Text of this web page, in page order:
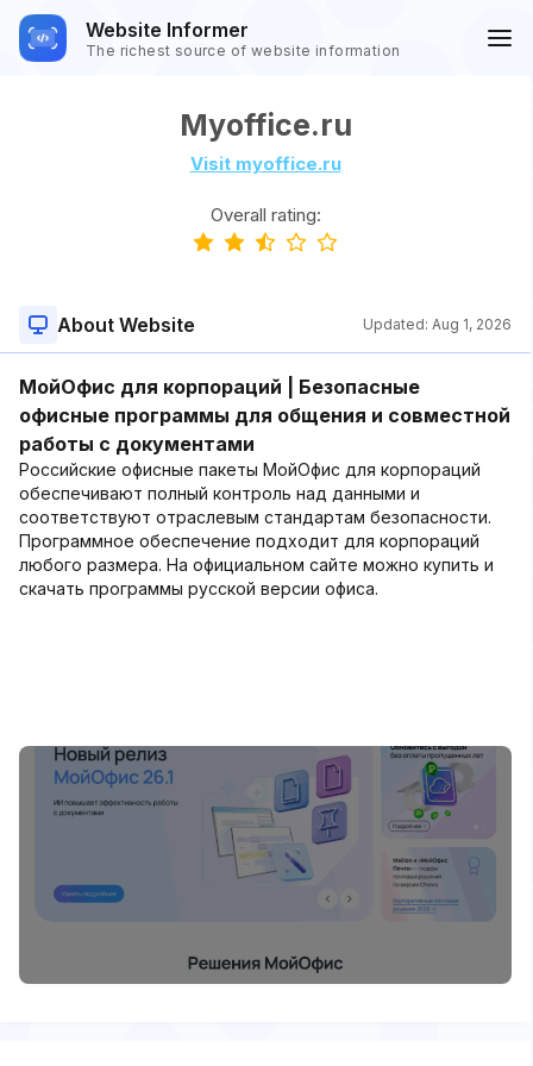
Website Informer
The richest source of website information
Myoffice.ru
Visit myoffice.ru
Overall rating:
About Website Updated: Aug 1, 2026
МойОфис для корпораций | Безопасные
офисные программы для общения и совместной
работы с документами
Российские офисные пакеты МойОфис для корпораций
обеспечивают полный контроль над данными и
соответствуют отраслевым стандартам безопасности.
Программное обеспечение подходит для корпораций
любого размера. На официальном сайте можно купить и
скачать программы русской версии офиса.